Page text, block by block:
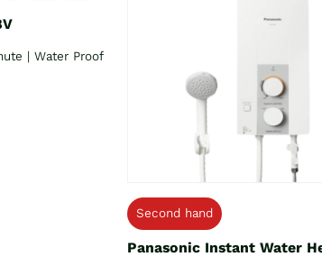
| Water Proof
Second hand
Panasonic Instant Water